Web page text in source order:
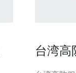
台湾高